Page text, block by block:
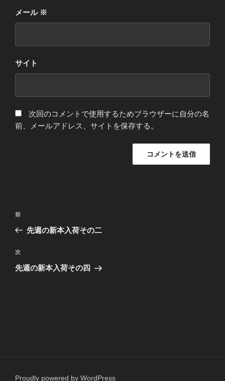
メール ※
サイト
次回のコメントで使用するためブラウザーに自分の名
前、メールアドレス、サイトを保存する。
投
ビ
ゲ
前
の
稿
前
先週の新本入荷その二
次
の
次
先週の新本入荷その四
Proudly powered by WordPress